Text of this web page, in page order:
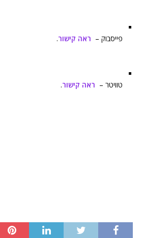
פייסבוק – ראה קישור.
טוויטר – ראה קישור.